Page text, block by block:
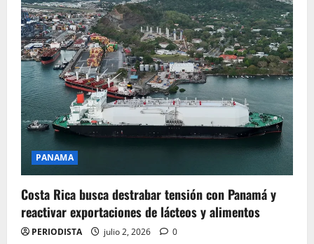
PANAMA
Costa Rica busca destrabar tensión con Panamá y
reactivar exportaciones de lácteos y alimentos
PERIODISTA julio 2, 2026 0